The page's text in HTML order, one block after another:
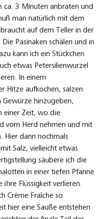
ca. 3 Minuten anbraten und
man natürlich mit dem
auf dem Teller in der
Pasinaken schälen und in
kann ich ein Stückchen
etwas Petersilienwurzel
In einem
Hitze aufkochen, salzen
hinzugeben,
einer Zeit, wo die
vom Herd nehmen und mit
Hier dann nochmals
Salz, vielleicht etwas
säubere ich die
in einer tiefen Pfanne
ihre Flüssigkeit verlieren.
Crème Fraîche so
hier eine Sauße entstehen